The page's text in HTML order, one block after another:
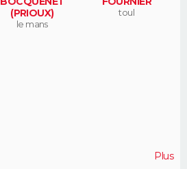
(PRIOUX)
le mans
toul
Plus